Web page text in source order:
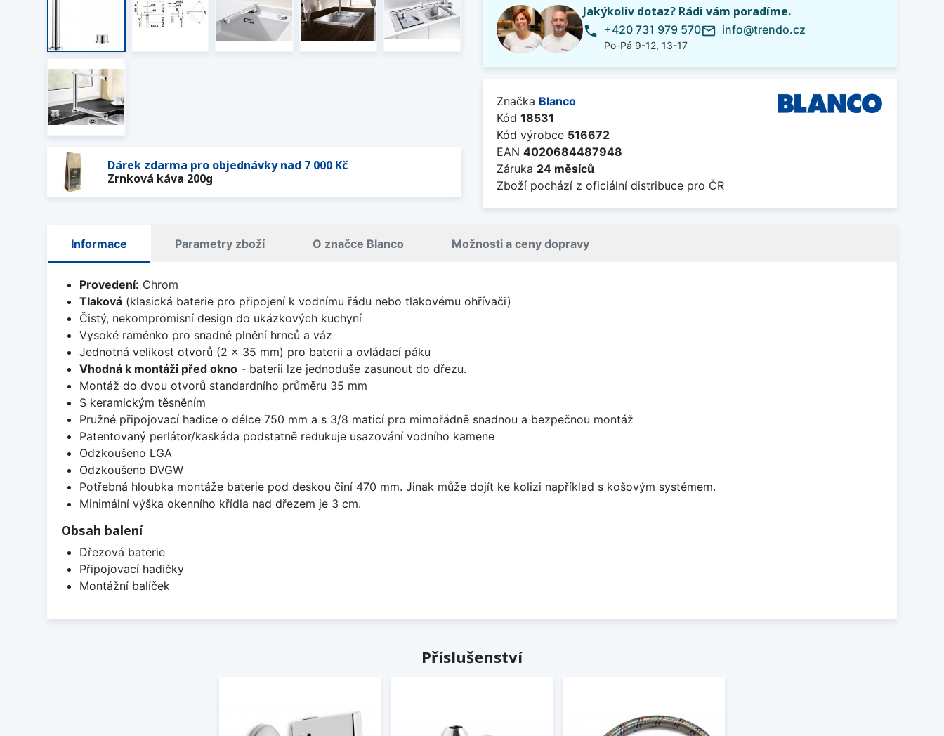
Dárek zdarma pro objednávky nad 7 000 Kč
Zrnková káva 200g
Jakýkoliv dotaz? Rádi vám poradíme.
phone +420 731 979 570
Po-Pá 9-12, 13-17
mail_outline info@trendo.cz
Značka Blanco
Kód 18531
Kód výrobce 516672
EAN 4020684487948
Záruka 24 měsíců
Zboží pochází z oficiální distribuce pro ČR
Informace Parametry zboží O značce Blanco Možnosti a ceny dopravy
Provedení: Chrom
Tlaková(klasická baterie pro připojení k vodnímu řádu nebo tlakovému ohřívači)
Čistý, nekompromisní design do ukázkových kuchyní
Vysoké raménko pro snadné plnění hrnců a váz
Jednotná velikost otvorů (2 x 35 mm) pro baterii a ovládací páku
Vhodná k montáži před okno- baterii lze jednoduše zasunout do dřezu.
Montáž do dvou otvorů standardního průměru 35 mm
S keramickým těsněním
Pružné připojovací hadice o délce 750 mm a s 3/8 maticí pro mimořádně snadnou a bezpečnou montáž
Patentovaný perlátor/kaskáda podstatně redukuje usazování vodního kamene
Odzkoušeno LGA
Odzkoušeno DVGW
Potřebná hloubka montáže baterie pod deskou činí 470 mm. Jinak může dojít ke kolizi například s košovým systémem.
Minimální výška okenního křídla nad dřezem je 3 cm.
Obsah balení
Dřezová baterie
Připojovací hadičky
Montážní balíček
Příslušenství